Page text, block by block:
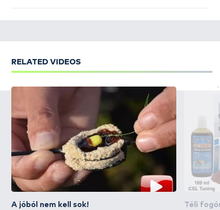
RELATED VIDEOS
A jóból nem kell sok! Téli